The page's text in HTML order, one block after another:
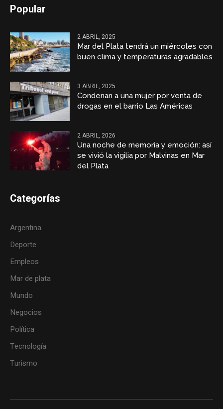
Popular
2 ABRIL, 2025
Mar del Plata tendrá un miércoles con
buen clima y temperaturas agradables
3 ABRIL, 2025
Condenan a una mujer por venta de
drogas en el barrio Las Américas
2 ABRIL, 2026
Una noche de memoria y emoción: así
se vivió la vigilia por Malvinas en Mar
del Plata
Categorías
Argentina
Deporte
Empleos
Mar de plata
Mundo
Negocios
Política
Tecnología
Turismo